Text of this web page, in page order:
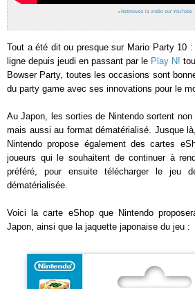
› Retrouvez la vidéo sur YouTube
Tout a été dit ou presque sur Mario Party 10
ligne depuis jeudi en passant par le Play N!
Bowser Party, toutes les occasions sont
du party game avec ses innovations pour le
Au Japon, les sorties de Nintendo sortent
mais aussi au format dématérialisé. Jusque
Nintendo propose également des cartes
joueurs qui le souhaitent de continuer à
préféré, pour ensuite télécharger le jeu
dématérialisée.
Voici la carte eShop que Nintendo
Japon, ainsi que la jaquette japonaise du jeu :